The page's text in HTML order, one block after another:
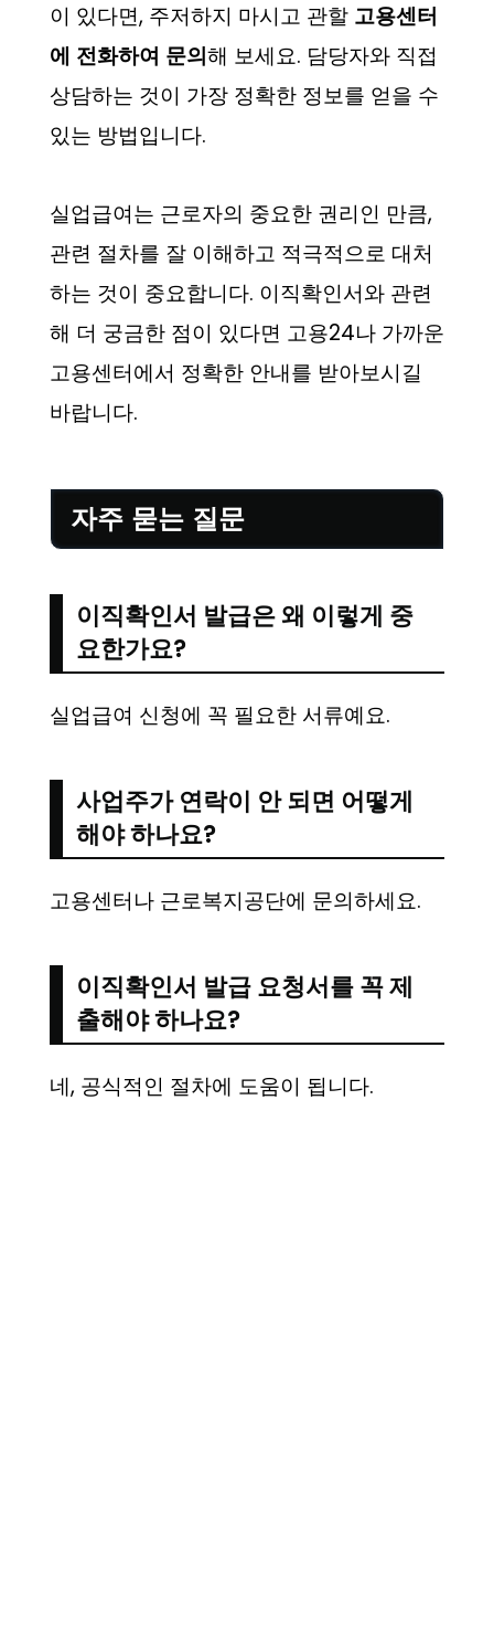
이 있다면, 주저하지 마시고 관할 고용센터
에 전화하여 문의해 보세요. 담당자와 직접
상담하는 것이 가장 정확한 정보를 얻을 수
있는 방법입니다.
실업급여는 근로자의 중요한 권리인 만큼,
관련 절차를 잘 이해하고 적극적으로 대처
하는 것이 중요합니다. 이직확인서와 관련
해 더 궁금한 점이 있다면 고용24나 가까운
고용센터에서 정확한 안내를 받아보시길
바랍니다.
자주 묻는 질문
이직확인서 발급은 왜 이렇게 중
요한가요?
실업급여 신청에 꼭 필요한 서류예요.
사업주가 연락이 안 되면 어떻게
해야 하나요?
고용센터나 근로복지공단에 문의하세요.
이직확인서 발급 요청서를 꼭 제
출해야 하나요?
네, 공식적인 절차에 도움이 됩니다.